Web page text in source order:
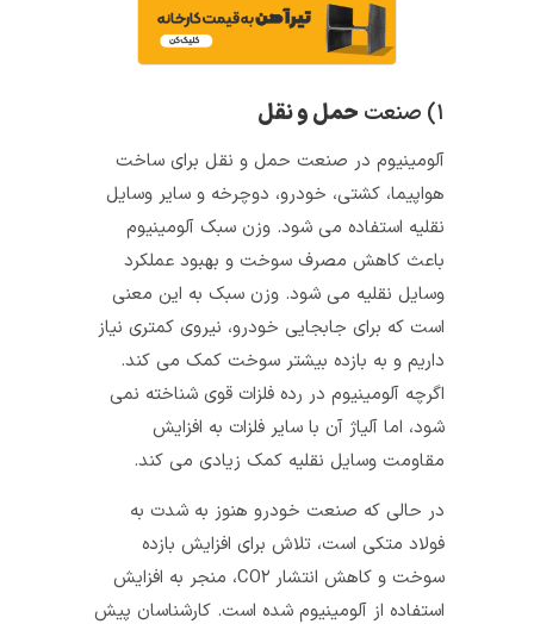
حمل‌‎ و‌ نقل
آلومینیوم در صنعت حمل و نقل برای ساخت
هواپیما، کشتی، خودرو، دوچرخه و سایر وسایل
نقلیه استفاده می شود. وزن سبک آلومینیوم
باعث کاهش مصرف سوخت و بهبود عملکرد
وسایل نقلیه می شود. وزن سبک به این معنی
است که برای جابجایی خودرو، نیروی کمتری نیاز
داریم و به بازده بیشتر سوخت کمک می کند.
اگرچه آلومینیوم در رده فلزات قوی شناخته نمی‌
شود، اما آلیاژ آن با سایر فلزات به افزایش
مقاومت وسایل نقلیه کمک زیادی می‌ کند.
در حالی که صنعت خودرو هنوز به شدت به
فولاد متکی است، تلاش برای افزایش بازده
سوخت و کاهش انتشار CO۲، منجر به افزایش
استفاده از آلومینیوم شده است. کارشناسان پیش